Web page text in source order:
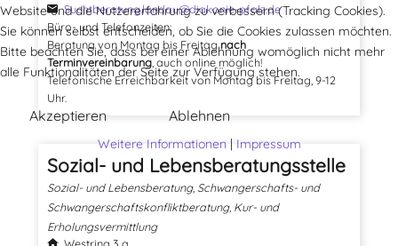
Suchtberatung.landau@diakonie-pfalz.de
Büro- und Telefonzeiten:
Beratung von Montag bis Freitagnach
Terminvereinbarung , auch online möglich!
Telefonische Erreichbarkeit von Montag bis Freitag, 9-12
Uhr.
Sozial- und Lebensberatungsstelle
Sozial- und Lebensberatung, Schwangerschafts- und
Schwangerschaftskonfliktberatung, Kur- und
Erholungsvermittlung
Website und die Nutzererfahrung zu verbessern (Tracking Cookies).
Sie können selbst entscheiden, ob Sie die Cookies zulassen möchten.
Bitte beachten Sie, dass bei einer Ablehnung womöglich nicht mehr
alle Funktionalitäten der Seite zur Verfügung stehen.
Akzeptieren Ablehnen
Weitere Informationen | Impressum